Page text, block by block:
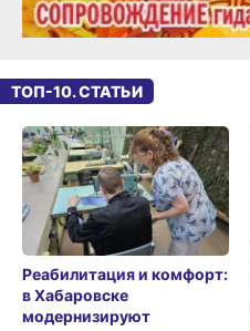
ТОП-10. СТАТЬИ
Реабилитация и комфорт:
в Хабаровске
модернизируют